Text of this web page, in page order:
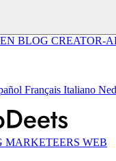
BLOG CREATOR-
Français Italiano
MARKETEERS WEB